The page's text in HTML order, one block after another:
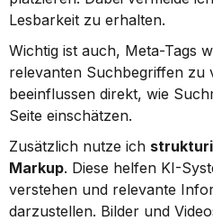
Lesbarkeit zu erhalten.
Wichtig ist auch, Meta-Tags
relevanten Suchbegriffen zu
beeinflussen direkt, wie
Seite einschätzen.
Zusätzlich nutze ich
Markup. Diese helfen KI-
verstehen und relevante
darzustellen. Bilder und